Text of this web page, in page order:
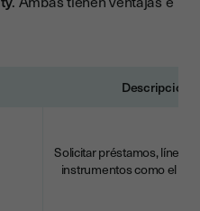
Descripción
Solicitar préstamos, líneas
instrumentos como el